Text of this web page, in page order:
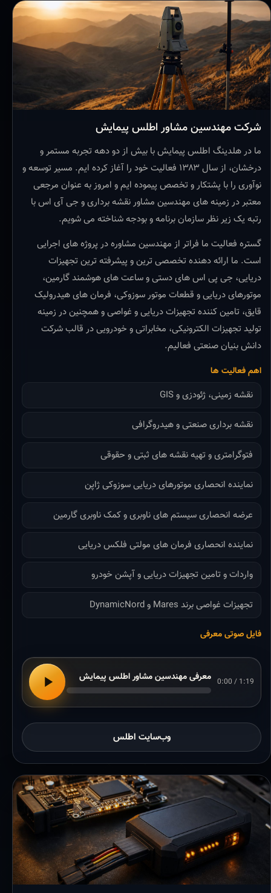
شرکت مهندسین مشاور اطلس پیمایش
ما در هلدینگ اطلس پیمایش با بیش از دو دهه تجربه مستمر و
درخشان، از سال ۱۳۸۳ فعالیت خود را آغاز کرده ایم. مسیر توسعه و
نوآوری را با پشتکار و تخصص پیموده ایم و امروز به عنوان مرجعی
معتبر در زمینه های مهندسین مشاور نقشه برداری و جی آی اس با
رتبه یک زیر نظر سازمان برنامه و بودجه شناخته می شویم.
گستره فعالیت ما فراتر از مهندسین مشاوره در پروژه های اجرایی
است. ما ارائه دهنده تخصصی ترین و پیشرفته ترین تجهیزات
دریایی، جی پی اس های دستی و ساعت های هوشمند گارمین،
موتورهای دریایی و قطعات موتور سوزوکی، فرمان های هیدرولیک
قایق، تامین کننده تجهیزات دریایی و غواصی و همچنین در زمینه
تولید تجهیزات الکترونیکی، مخابراتی و خودرویی در قالب شرکت
دانش بنیان صنعتی فعالیم.
اهم فعالیت ها
نقشه زمینی، ژئودزی و GIS
نقشه برداری صنعتی و هیدروگرافی
فتوگرامتری و تهیه نقشه های ثبتی و حقوقی
نماینده انحصاری موتورهای دریایی سوزوکی ژاپن
عرضه انحصاری سیستم های ناوبری و کمک ناوبری گارمین
نماینده انحصاری فرمان های مولتی فلکس دریایی
واردات و تامین تجهیزات دریایی و آپشن خودرو
تجهیزات غواصی برند Mares و DynamicNord
فایل صوتی معرفی
0:00 / 1:19 معرفی مهندسین مشاور اطلس پیمایش
وب‌سایت اطلس